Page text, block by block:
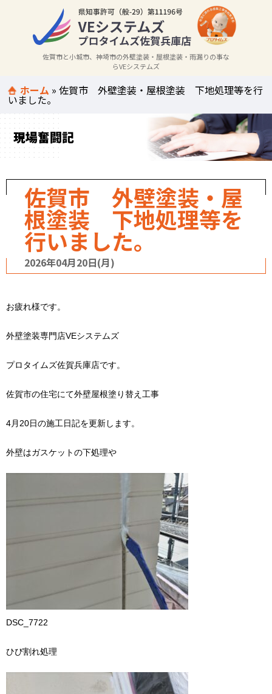
佐賀市と小城市、神埼市の外壁塗装・屋根塗装・雨漏りの事な
らVEシステムズ
ホーム »佐賀市 外壁塗装・屋根塗装 下地処理等を行
いました。
現場奮闘記
佐賀市 外壁塗装・屋
根塗装 下地処理等を
行いました。
2026年04月20日(月)
お疲れ様です。
外壁塗装専門店VEシステムズ
プロタイムズ佐賀兵庫店です。
佐賀市の住宅にて外壁屋根塗り替え工事
4月20日の施工日記を更新します。
外壁はガスケットの下処理や
DSC_7722
ひび割れ処理